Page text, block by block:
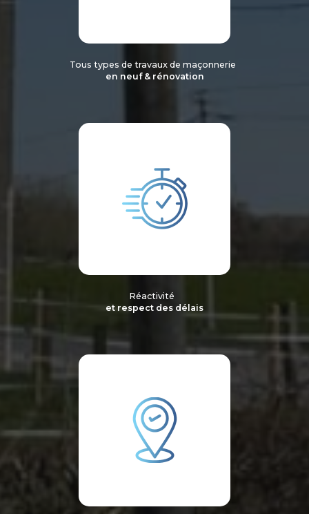
Tous types de travaux de maçonnerie
en neuf & rénovation
Réactivité
et respect des délais